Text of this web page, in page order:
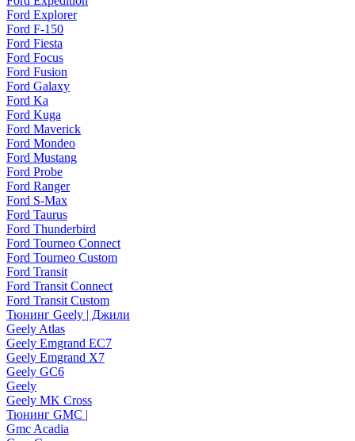
Ford Explorer
Ford F-150
Ford Fiesta
Ford Focus
Ford Fusion
Ford Galaxy
Ford Ka
Ford Kuga
Ford Maverick
Ford Mondeo
Ford Mustang
Ford Probe
Ford Ranger
Ford S-Max
Ford Taurus
Ford Thunderbird
Ford Tourneo Connect
Ford Tourneo Custom
Ford Transit
Ford Transit Connect
Ford Transit Custom
Тюнинг Geely | Джили
Geely Atlas
Geely Emgrand EC7
Geely Emgrand X7
Geely GC6
Geely
Geely MK Cross
Тюнинг GMC |
Gmc Acadia